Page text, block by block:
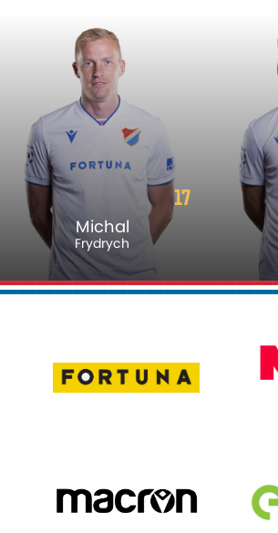
17
Michal
Frydrych